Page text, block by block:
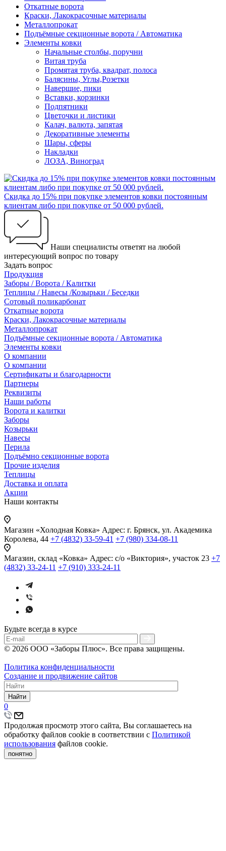
Откатные ворота
Краски, Лакокрасочные материалы
Металлопрокат
Подъёмные секционные ворота / Автоматика
Элементы ковки
Начальные столбы, поручни
Витая труба
Промятая труба, квадрат, полоса
Балясины, Углы,Розетки
Навершие, пики
Вставки, корзинки
Подпятники
Цветочки и листики
Калач, валюта, запятая
Декоративные элементы
Шары, сферы
Накладки
ЛОЗА, Виноград
Скидка до 15% при покупке элементов ковки постоянным
клиентам либо при покупке от 50 000 рублей.
Наши специалисты ответят на любой
интересующий вопрос по товару
Задать вопрос
Продукция
Заборы / Ворота / Калитки
Теплицы / Навесы /Козырьки / Беседки
Сотовый поликарбонат
Откатные ворота
Краски, Лакокрасочные материалы
Металлопрокат
Подъёмные секционные ворота / Автоматика
Элементы ковки
О компании
О компании
Сертификаты и благодарности
Партнеры
Реквизиты
Наши работы
Ворота и калитки
Заборы
Козырьки
Навесы
Перила
Подъёмно секционные ворота
Прочие изделия
Теплицы
Доставка и оплата
Акции
Наши контакты
Магазин «Холодная Ковка» Адрес: г. Брянск, ул. Академика
Королева, 44 +7 (4832) 33-59-41 +7 (980) 334-08-11
Магазин, склад «Ковка» Адрес: с/о «Виктория», участок 23 +7
(4832) 33-24-11 +7 (910) 333-24-11
Будьте всегда в курсе
© 2026 ООО «Заборы Плюс». Все права защищены.
Политика конфиденциальности
Создание и продвижение сайтов
Найти
0
Продолжая просмотр этого сайта, Вы соглашаетесь на
обработку файлов cookie в соответствии с Политикой
использования файлов cookie.
понятно